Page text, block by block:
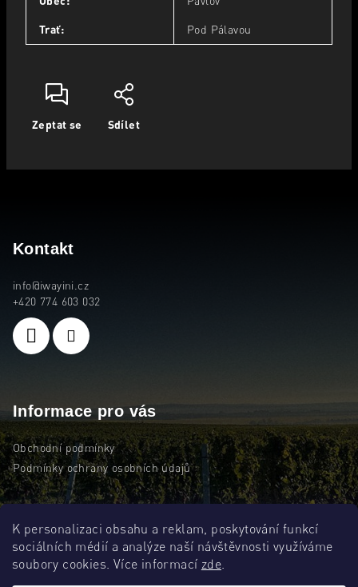
K personalizaci obsahu a reklam, poskytování funkcí
sociálních médií a analýze naší návštěvnosti využíváme
soubory cookies. Více informací zde.
Trať: Pod Pálavou
Zeptat se Sdílet
Kontakt
info@iwayini.cz
+420 774 603 032
Informace pro vás
Obchodní podmínky
Podmínky ochrany osobních údajů
Facebook